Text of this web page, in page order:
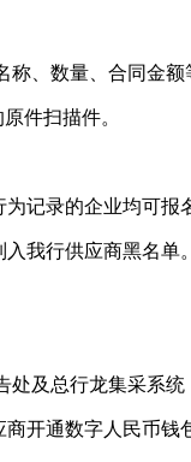
、数量、合同金额
件扫描件。
记录的企业均可报
我行供应商黑名单。
及总行龙集采系统
开通数字人民币钱